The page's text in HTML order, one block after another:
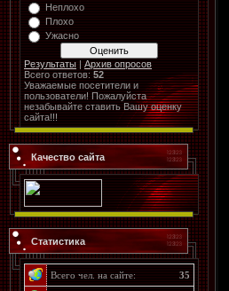
Неплохо
Плохо
Ужасно
Результаты
Архив опросов
Всего ответов: 52
Уважаемые посетители и
пользователи! Пожалуйста
незабывайте ставить Вашу оценку
сайта!!!
Качество сайта
Статистика
Всего чел. на сайте: 35